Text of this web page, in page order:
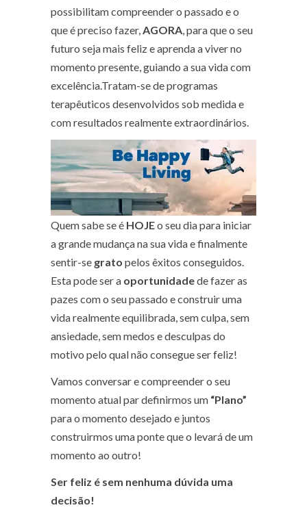
possibilitam compreender o passado e o
que é preciso fazer,AGORA, para que o seu
futuro seja mais feliz e aprenda a viver no
momento presente, guiando a sua vida com
excelência.Tratam-se de programas
terapêuticos desenvolvidos sob medida e
com resultados realmente extraordinários.
Quem sabe se é HOJEo seu dia para iniciar
a grande mudança na sua vida e finalmente
sentir-se grato pelos êxitos conseguidos.
Esta pode ser a oportunidadede fazer as
pazes com o seu passado e construir uma
vida realmente equilibrada, sem culpa, sem
ansiedade, sem medos e desculpas do
motivo pelo qual não consegue ser feliz!
Vamos conversar e compreender o seu
momento atual par definirmos um “Plano”
para o momento desejado e juntos
construirmos uma ponte que o levará de um
momento ao outro!
Ser feliz é sem nenhuma dúvida uma
decisão!